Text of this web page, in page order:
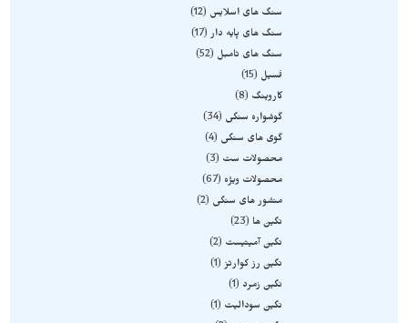
سنگ های اسلایس
12
سنگ های پایه دار
17
سنگ های تامبل
52
فسیل
15
کاروینگ
8
گوشواره سنگی
34
گوی های سنگی
4
محصولات ست
3
محصولات ویژه
67
منشور های سنگی
2
نگین ها
23
نگین آمیتیست
2
نگین رز کوارتز
1
نگین زمرد
1
نگین سودالیت
1